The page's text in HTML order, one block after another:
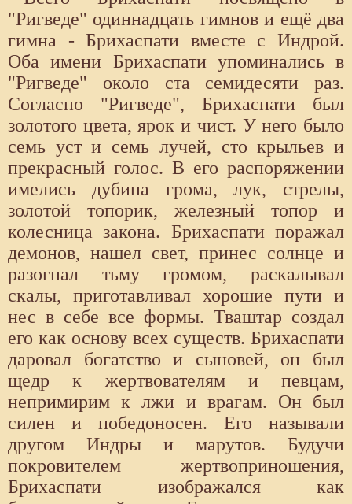
"Ригведе" одиннадцать гимнов и ещё два
гимна - Брихаспати вместе с Индрой.
Оба имени Брихаспати упоминались в
"Ригведе" около ста семидесяти раз.
Согласно "Ригведе", Брихаспати был
золотого цвета, ярок и чист. У него было
семь уст и семь лучей, сто крыльев и
прекрасный голос. В его распоряжении
имелись дубина грома, лук, стрелы,
золотой топорик, железный топор и
колесница закона. Брихаспати поражал
демонов, нашел свет, принес солнце и
разогнал тьму громом, раскалывал
скалы, приготавливал хорошие пути и
нес в себе все формы. Тваштар создал
его как основу всех существ. Брихаспати
даровал богатство и сыновей, он был
щедр к жертвователям и певцам,
непримирим к лжи и врагам. Он был
силен и победоносен. Его называли
другом Индры и марутов. Будучи
покровителем жертвоприношения,
Брихаспати изображался как